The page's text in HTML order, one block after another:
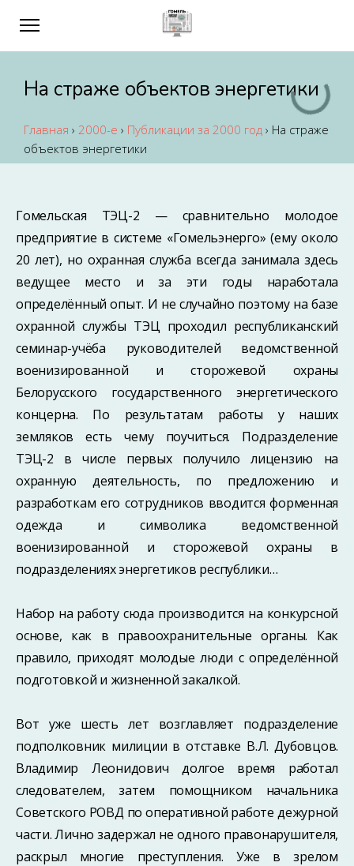
На страже объектов энергетики
Главная › 2000-е › Публикации за 2000 год › На страже
объектов энергетики
Гомельская ТЭЦ-2 — сравнительно молодое
предприятие в системе «Гомельэнерго» (ему около
20 лет), но охранная служба всегда занимала здесь
ведущее место и за эти годы наработала
определённый опыт. И не случайно поэтому на базе
охранной службы ТЭЦ проходил республиканский
семинар-учёба руководителей ведомственной
военизированной и сторожевой охраны
Белорусского государственного энергетического
концерна. По результатам работы у наших
земляков есть чему поучиться. Подразделение
ТЭЦ-2 в числе первых получило лицензию на
охранную деятельность, по предложению и
разработкам его сотрудников вводится форменная
одежда и символика ведомственной
военизированной и сторожевой охраны в
подразделениях энергетиков республики…
Набор на работу сюда производится на конкурсной
основе, как в правоохранительные органы. Как
правило, приходят молодые люди с определённой
подготовкой и жизненной закалкой.
Вот уже шесть лет возглавляет подразделение
подполковник милиции в отставке В.Л. Дубовцов.
Владимир Леонидович долгое время работал
следователем, затем помощником начальника
Советского РОВД по оперативной работе дежурной
части. Лично задержал не одного правонарушителя,
раскрыл многие преступления. Уже в зрелом